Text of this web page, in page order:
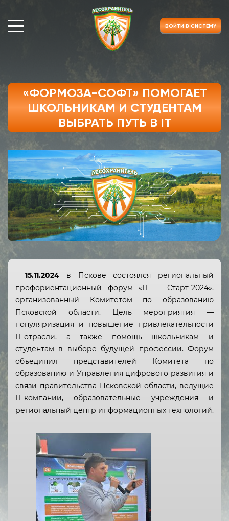
ВОЙТИ В СИСТЕМУ
«ФОРМОЗА-СОФТ» ПОМОГАЕТ
ШКОЛЬНИКАМ И СТУДЕНТАМ
ВЫБРАТЬ ПУТЬ В IT
15.11.2024 в Пскове состоялся региональный
профориентационный форум «IT — Старт-2024»,
организованный Комитетом по образованию
Псковской области. Цель мероприятия —
популяризация и повышение привлекательности
IT-отрасли, а также помощь школьникам и
студентам в выборе будущей профессии. Форум
объединил представителей Комитета по
образованию и Управления цифрового развития и
связи правительства Псковской области, ведущие
IT-компании, образовательные учреждения и
региональный центр информационных технологий.
Республика Адыгея
Республика Алтай
Республика Башкортостан